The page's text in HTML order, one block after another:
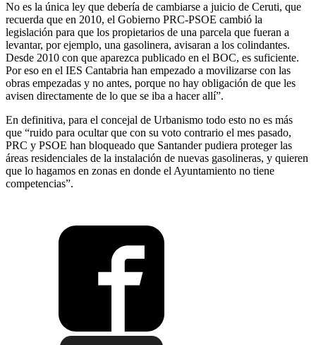
No es la única ley que debería de cambiarse a juicio de Ceruti, que
recuerda que en 2010, el Gobierno PRC-PSOE cambió la
legislación para que los propietarios de una parcela que fueran a
levantar, por ejemplo, una gasolinera, avisaran a los colindantes.
Desde 2010 con que aparezca publicado en el BOC, es suficiente.
Por eso en el IES Cantabria han empezado a movilizarse con las
obras empezadas y no antes, porque no hay obligación de que les
avisen directamente de lo que se iba a hacer allí”.
En definitiva, para el concejal de Urbanismo todo esto no es más
que “ruido para ocultar que con su voto contrario el mes pasado,
PRC y PSOE han bloqueado que Santander pudiera proteger las
áreas residenciales de la instalación de nuevas gasolineras, y quieren
que lo hagamos en zonas en donde el Ayuntamiento no tiene
competencias”.